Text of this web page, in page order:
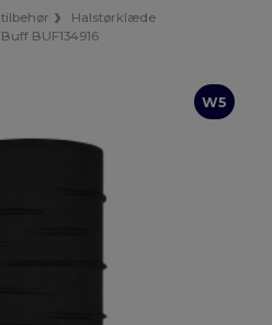
tilbehør
Halstørklæde
Buff BUF134916
W5